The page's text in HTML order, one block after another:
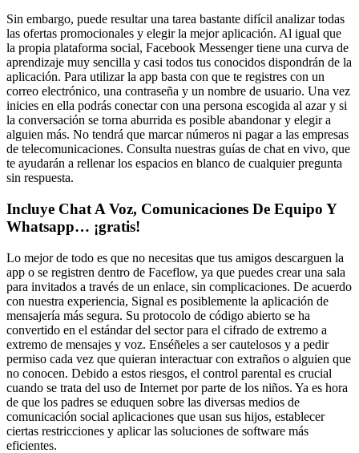
Sin embargo, puede resultar una tarea bastante difícil analizar todas
las ofertas promocionales y elegir la mejor aplicación. Al igual que
la propia plataforma social, Facebook Messenger tiene una curva de
aprendizaje muy sencilla y casi todos tus conocidos dispondrán de la
aplicación. Para utilizar la app basta con que te registres con un
correo electrónico, una contraseña y un nombre de usuario. Una vez
inicies en ella podrás conectar con una persona escogida al azar y si
la conversación se torna aburrida es posible abandonar y elegir a
alguien más. No tendrá que marcar números ni pagar a las empresas
de telecomunicaciones. Consulta nuestras guías de chat en vivo, que
te ayudarán a rellenar los espacios en blanco de cualquier pregunta
sin respuesta.
Incluye Chat A Voz, Comunicaciones De Equipo Y
Whatsapp… ¡gratis!
Lo mejor de todo es que no necesitas que tus amigos descarguen la
app o se registren dentro de Faceflow, ya que puedes crear una sala
para invitados a través de un enlace, sin complicaciones. De acuerdo
con nuestra experiencia, Signal es posiblemente la aplicación de
mensajería más segura. Su protocolo de código abierto se ha
convertido en el estándar del sector para el cifrado de extremo a
extremo de mensajes y voz. Enséñeles a ser cautelosos y a pedir
permiso cada vez que quieran interactuar con extraños o alguien que
no conocen. Debido a estos riesgos, el control parental es crucial
cuando se trata del uso de Internet por parte de los niños. Ya es hora
de que los padres se eduquen sobre las diversas medios de
comunicación social aplicaciones que usan sus hijos, establecer
ciertas restricciones y aplicar las soluciones de software más
eficientes.